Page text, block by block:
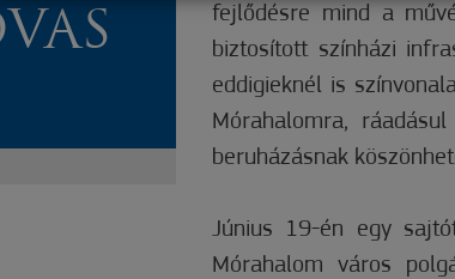
fejlődésre mind a
biztosított színházi
eddigieknél is
Mórahalomra,
beruházásnak
Június 19-én egy
Mórahalom város